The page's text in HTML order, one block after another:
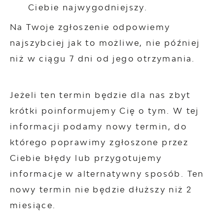
Ciebie najwygodniejszy.
Na Twoje zgłoszenie odpowiemy
najszybciej jak to możliwe, nie później
niż w ciągu 7 dni od jego otrzymania.
Jeżeli ten termin będzie dla nas zbyt
krótki poinformujemy Cię o tym. W tej
informacji podamy nowy termin, do
którego poprawimy zgłoszone przez
Ciebie błędy lub przygotujemy
informacje w alternatywny sposób. Ten
nowy termin nie będzie dłuższy niż 2
miesiące.